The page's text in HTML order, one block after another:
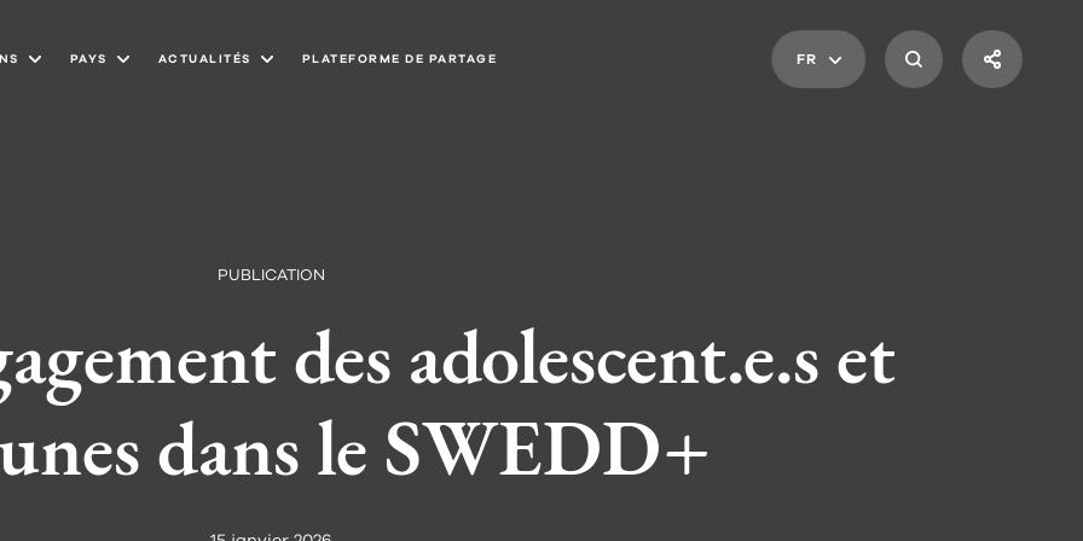
PAYS ACTUALITÉS PLATEFORME DE PARTAGE FR
PUBLICATION
des adolescent.e.s et
dans le SWEDD+